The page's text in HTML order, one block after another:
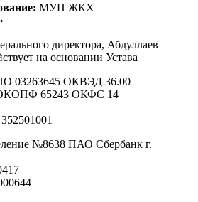
МУП ЖКХ
директора, Абдуллаев
на основании Устава
03263645 ОКВЭД 36.00
65243 ОКФС 14
№8638 ПАО Сбербанк г.